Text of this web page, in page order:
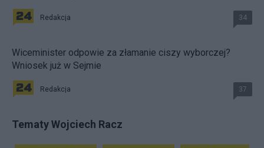
Redakcja 34
Wiceminister odpowie za złamanie ciszy wyborczej?
Wniosek już w Sejmie
Redakcja 37
Tematy Wojciech Racz